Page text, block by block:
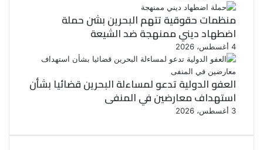
منظمات حقوقية تتهم البحرين بشن حملة
اضطهاد ديني ممنهجة ضد الشيعة
4 أغسطس، 2026
العفو الدولية تدعو لمساءلة البحرين قضائيا بشأن
استهداف معارضين في المنفى
3 أغسطس، 2026